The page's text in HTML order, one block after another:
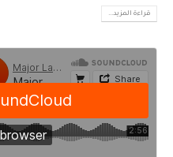
قراءة المزيد...